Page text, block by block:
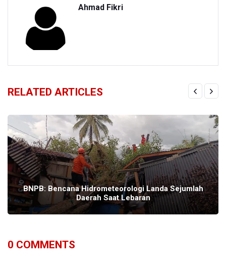
Ahmad Fikri
RELATED ARTICLES
BNPB: Bencana Hidrometeorologi Landa Sejumlah
Daerah Saat Lebaran
0 COMMENTS